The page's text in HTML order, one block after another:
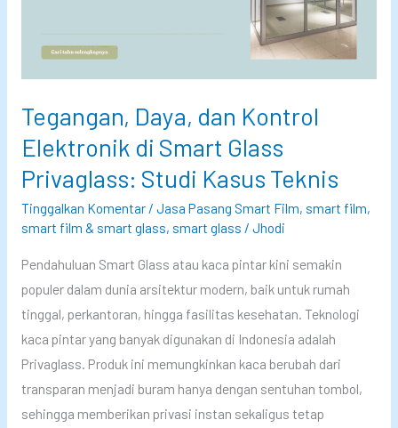
Tegangan, Daya, dan Kontrol
Elektronik di Smart Glass
Privaglass: Studi Kasus Teknis
Tinggalkan Komentar / Jasa Pasang Smart Film, smart film,
smart film & smart glass, smart glass / Jhodi
Pendahuluan Smart Glass atau kaca pintar kini semakin
populer dalam dunia arsitektur modern, baik untuk rumah
tinggal, perkantoran, hingga fasilitas kesehatan. Teknologi
kaca pintar yang banyak digunakan di Indonesia adalah
Privaglass. Produk ini memungkinkan kaca berubah dari
transparan menjadi buram hanya dengan sentuhan tombol,
sehingga memberikan privasi instan sekaligus tetap